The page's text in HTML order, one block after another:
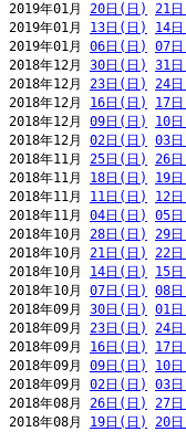
2019年01月 20日(日) 21
2019年01月 13日(日) 14
2019年01月 06日(日) 07
2018年12月 30日(日) 31
2018年12月 23日(日) 24
2018年12月 16日(日) 17
2018年12月 09日(日) 10
2018年12月 02日(日) 03
2018年11月 25日(日) 26
2018年11月 18日(日) 19
2018年11月 11日(日) 12
2018年11月 04日(日) 05
2018年10月 28日(日) 29
2018年10月 21日(日) 22
2018年10月 14日(日) 15
2018年10月 07日(日) 08
2018年09月 30日(日) 01
2018年09月 23日(日) 24
2018年09月 16日(日) 17
2018年09月 09日(日) 10
2018年09月 02日(日) 03
2018年08月 26日(日) 27
2018年08月 19日(日) 20